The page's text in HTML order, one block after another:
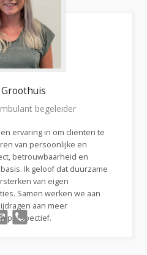
Groothuis
begeleider
ervaring in om cliënten te
van persoonlijke en
betrouwbaarheid en
Ik geloof dat duurzame
van eigen
Samen werken we aan
aan meer
perspectief.